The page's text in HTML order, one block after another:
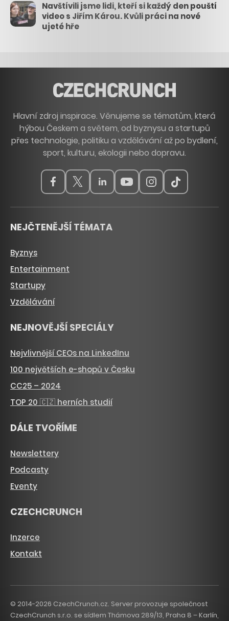
Navštívili jsme lidi, kteří si každý den pouští
video s Jiřím Károu. Kvůli práci na nové
ujeté hře
Hlavní zdroj inspirace. Věnujeme se tématům, která
hýbou Českem a světem, od byznysu a startupů
přes technologie, politiku a vzdělávání až po bydlení,
sport, kulturu, ekologii nebo dopravu.
NEJČTENĚJŠÍ TÉMATA
Byznys
Entertainment
Startupy
Vzdělávání
NEJNOVĚJŠÍ SPECIÁLY
Nejvlivnější CEOs na LinkedInu
100 největších e-shopů v Česku
CC25 – 2024
TOP 20 🇨🇿 herních studií
DÁLE TVOŘÍME
Newslettery
Podcasty
Eventy
CZECHCRUNCH
Inzerce
Kontakt
© 2014-2026 CzechCrunch.cz. Server provozuje společnost
CzechCrunch s.r.o. se sídlem Thámova 289/13, Praha 8 – Karlín,